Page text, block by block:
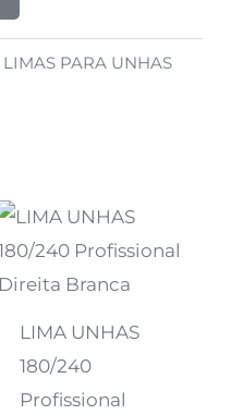
LIMAS PARA UNHAS
LIMA UNHAS
180/240
Profissional